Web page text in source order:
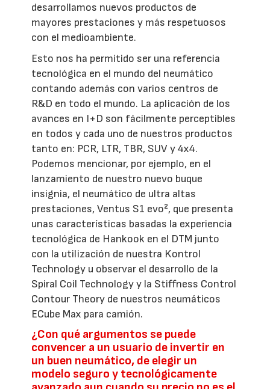
desarrollamos nuevos productos de
mayores prestaciones y más respetuosos
con el medioambiente.
Esto nos ha permitido ser una referencia
tecnológica en el mundo del neumático
contando además con varios centros de
R&D en todo el mundo. La aplicación de los
avances en I+D son fácilmente perceptibles
en todos y cada uno de nuestros productos
tanto en: PCR, LTR, TBR, SUV y 4x4.
Podemos mencionar, por ejemplo, en el
lanzamiento de nuestro nuevo buque
insignia, el neumático de ultra altas
prestaciones, Ventus S1 evo², que presenta
unas características basadas la experiencia
tecnológica de Hankook en el DTM junto
con la utilización de nuestra Kontrol
Technology u observar el desarrollo de la
Spiral Coil Technology y la Stiffness Control
Contour Theory de nuestros neumáticos
ECube Max para camión.
¿Con qué argumentos se puede
convencer a un usuario de invertir en
un buen neumático, de elegir un
modelo seguro y tecnológicamente